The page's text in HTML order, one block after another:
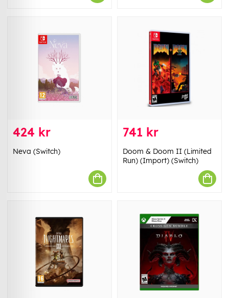
424 kr
Neva (Switch)
741 kr
Doom & Doom II (Limited
Run) (Import) (Switch)